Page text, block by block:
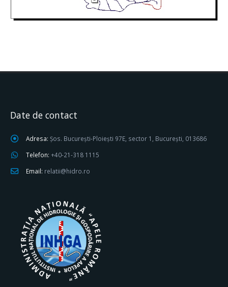
Date de contact
Adresa: Șos. București-Ploiești 97E, sector 1, București, 013686
Telefon: +40-21-318 1115
Email: relatii@hidro.ro